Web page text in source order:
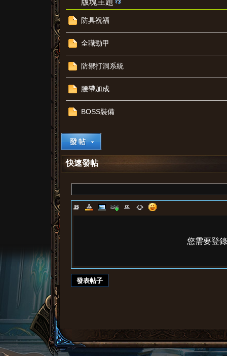
璨
天
防具祝福
全職勁甲
防禦打洞系統
腰帶加成
BOSS裝備
快速發帖
您需要登
發表帖子